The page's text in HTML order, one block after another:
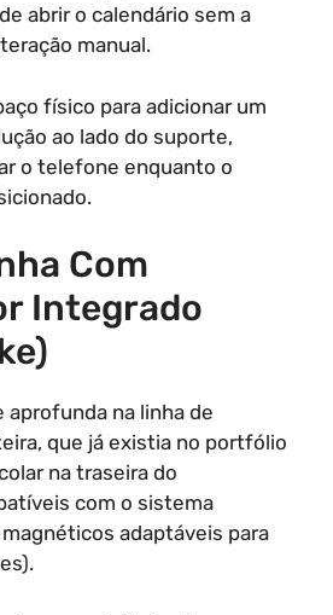
abrir o calendário sem a
manual.
físico para adicionar um
ao lado do suporte,
o telefone enquanto o
Com
Integrado
na linha de
que já existia no portfólio
na traseira do
com o sistema
adaptáveis para